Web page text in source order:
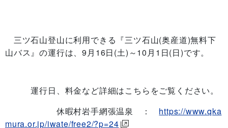
三ツ石山登山に利用できる『三ツ石山(奥産道)無料下
山バス』の運行は、9月16日(土)～10月1日(日)です。
運行日、料金など詳細はこちらをご覧ください。
休暇村岩手網張温泉 ： https://www.qka
mura.or.jp/iwate/free2/?p=24